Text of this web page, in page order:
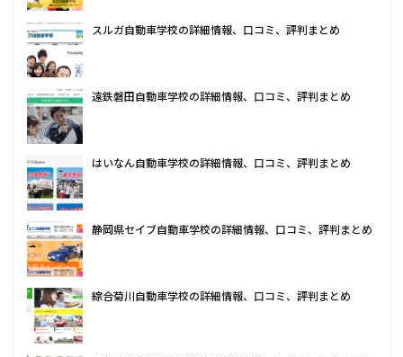
スルガ自動車学校の詳細情報、口コミ、評判まとめ
遠鉄磐田自動車学校の詳細情報、口コミ、評判まとめ
はいなん自動車学校の詳細情報、口コミ、評判まとめ
静岡県セイブ自動車学校の詳細情報、口コミ、評判まとめ
綜合菊川自動車学校の詳細情報、口コミ、評判まとめ